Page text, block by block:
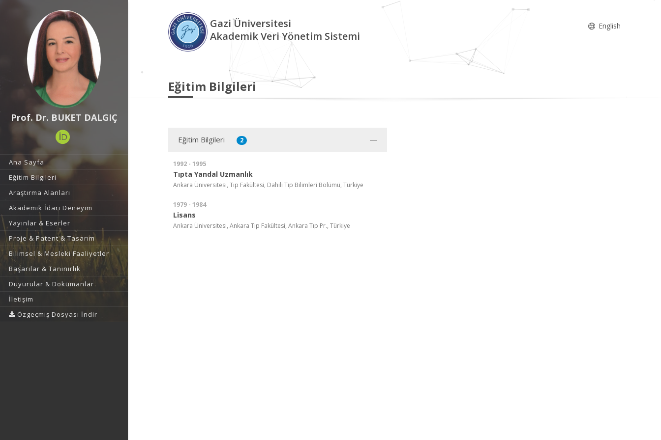
Prof. Dr. BUKET DALGIÇ
Ana Sayfa
Eğitim Bilgileri
Araştırma Alanları
Akademik İdari Deneyim
Yayınlar & Eserler
Proje & Patent & Tasarım
Bilimsel & Mesleki Faaliyetler
Başarılar & Tanınırlık
Duyurular & Dokümanlar
İletişim
Özgeçmiş Dosyası İndir
Gazi Üniversitesi
Akademik Veri Yönetim Sistemi
English
Eğitim Bilgileri
Eğitim Bilgileri 2
1992 - 1995
Tıpta Yandal Uzmanlık
Ankara Üniversitesi, Tıp Fakültesi, Dahili Tıp Bilimleri Bölümü, Türkiye
1979 - 1984
Lisans
Ankara Üniversitesi, Ankara Tıp Fakültesi, Ankara Tıp Pr., Türkiye